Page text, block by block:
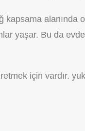
kapsama alanında
yaşar. Bu da
için vardır.